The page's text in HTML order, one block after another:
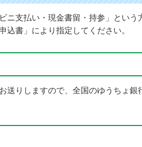
ニ支払い・現金書留・持参」という
込書」により指定してください。
送りしますので、全国のゆうちょ銀